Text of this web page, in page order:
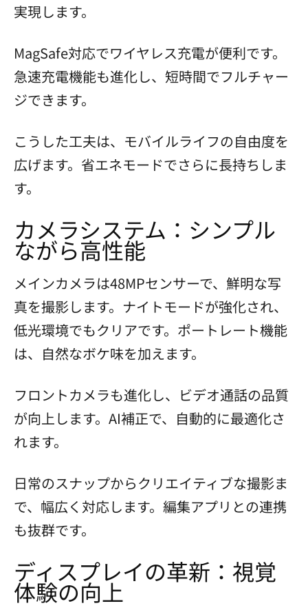
実現します。
MagSafe対応でワイヤレス充電が便利です。
急速充電機能も進化し、短時間でフルチャー
ジできます。
こうした工夫は、モバイルライフの自由度を
広げます。省エネモードでさらに長持ちしま
す。
カメラシステム：シンプル
ながら高性能
メインカメラは48MPセンサーで、鮮明な写
真を撮影します。ナイトモードが強化され、
低光環境でもクリアです。ポートレート機能
は、自然なボケ味を加えます。
フロントカメラも進化し、ビデオ通話の品質
が向上します。AI補正で、自動的に最適化さ
れます。
日常のスナップからクリエイティブな撮影ま
で、幅広く対応します。編集アプリとの連携
も抜群です。
ディスプレイの革新：視覚
体験の向上